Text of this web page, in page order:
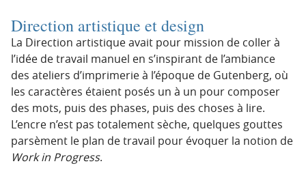
Direction artistique et design
La Direction artistique avait pour mission de coller à
l’idée de travail manuel en s’inspirant de l’ambiance
des ateliers d’imprimerie à l’époque de Gutenberg, où
les caractères étaient posés un à un pour composer
des mots, puis des phases, puis des choses à lire.
L’encre n’est pas totalement sèche, quelques gouttes
parsèment le plan de travail pour évoquer la notion de
Work in Progress.